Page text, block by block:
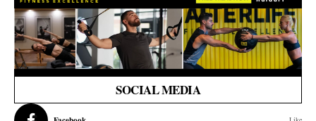
SOCIAL MEDIA